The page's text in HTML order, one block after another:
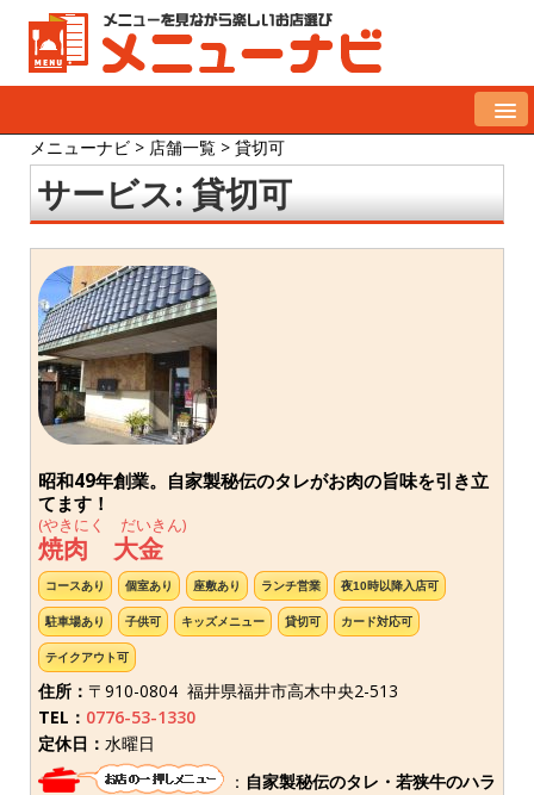
メニューナビ > 店舗一覧 > 貸切可
サービス:貸切可
昭和49年創業。自家製秘伝のタレがお肉の旨味を引き立
てます！
(やきにく だいきん)
焼肉 大金
コースあり 個室あり 座敷あり ランチ営業 夜10時以降入店可
駐車場あり 子供可 キッズメニュー 貸切可 カード対応可
テイクアウト可
住所： 〒910-0804 福井県福井市高木中央2-513
TEL： 0776-53-1330
定休日： 水曜日
： 自家製秘伝のタレ・若狭牛のハラ